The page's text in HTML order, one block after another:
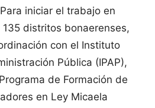
iniciar el trabajo en
distritos bonaerenses,
con el Instituto
Pública (IPAP),
de Formación de
en Ley Micaela